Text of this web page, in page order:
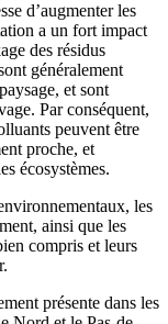
d’augmenter les
a un fort impact
des résidus
généralement
et sont
Par conséquent,
peuvent être
proche, et
écosystèmes.
les
ainsi que les
compris et leurs
présente dans les